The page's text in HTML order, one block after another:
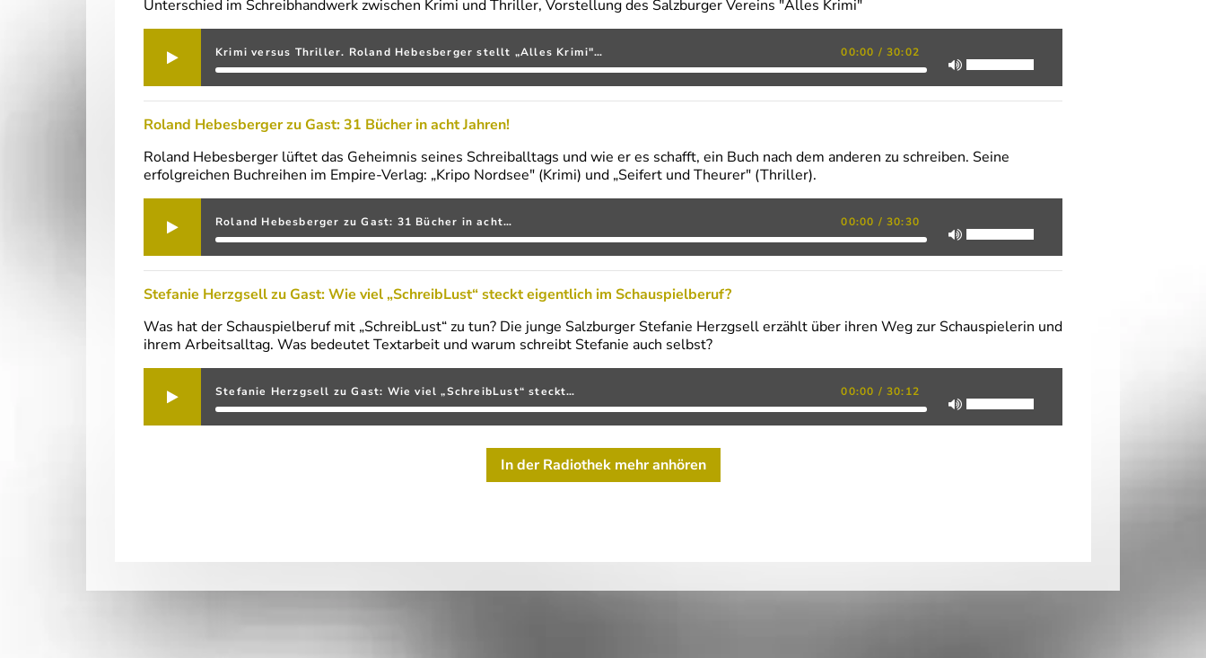
Unterschied im Schreibhandwerk zwischen Krimi und Thriller, Vorstellung des Salzburger Vereins "Alles Krimi"
Krimi versus Thriller. Roland Hebesberger stellt „Alles Krimi"… 00:00 / 30:02
Roland Hebesberger zu Gast: 31 Bücher in acht Jahren!
Roland Hebesberger lüftet das Geheimnis seines Schreiballtags und wie er es schafft, ein Buch nach dem anderen zu schreiben. Seine
erfolgreichen Buchreihen im Empire-Verlag: „Kripo Nordsee" (Krimi) und „Seifert und Theurer" (Thriller).
Roland Hebesberger zu Gast: 31 Bücher in acht… 00:00 / 30:30
Stefanie Herzgsell zu Gast: Wie viel „SchreibLust“ steckt eigentlich im Schauspielberuf?
Was hat der Schauspielberuf mit „SchreibLust“ zu tun? Die junge Salzburger Stefanie Herzgsell erzählt über ihren Weg zur Schauspielerin und
ihrem Arbeitsalltag. Was bedeutet Textarbeit und warum schreibt Stefanie auch selbst?
Stefanie Herzgsell zu Gast: Wie viel „SchreibLust“ steckt… 00:00 / 30:12
In der Radiothek mehr anhören